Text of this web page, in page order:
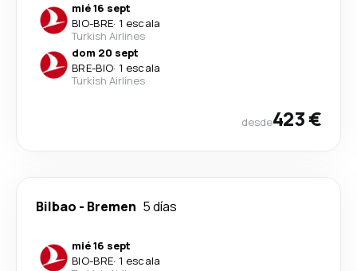
mié 16 sept
BIO-BRE· 1 escala
Turkish Airlines
dom 20 sept
BRE-BIO· 1 escala
Turkish Airlines
desde423 €
Bilbao - Bremen 5 días
mié 16 sept
BIO-BRE· 1 escala